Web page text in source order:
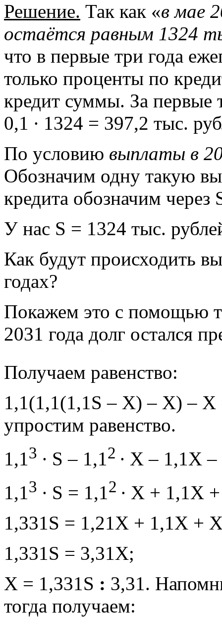
Решение. Так как «в мае
остаётся равным 1324
что в первые три года
только проценты по
кредит суммы. За первые
0,1 ∙ 1324 = 397,2 тыс.
По условию выплаты в
Обозначим одну такую
кредита обозначим через
У нас S = 1324 тыс.
Как будут происходить
годах?
Покажем это с помощью
2031 года долг остался
Получаем равенство:
1,1(1,1(1,1S – X) – X) – Х
упростим равенство.
1,13 ∙ S – 1,12 ∙ X – 1,1X
1,13 ∙ S = 1,12 ∙ X + 1,1X
1,331S = 1,21X + 1,1X +
1,331S = 3,31X;
X = 1,331S : 3,31.
тогда получаем: